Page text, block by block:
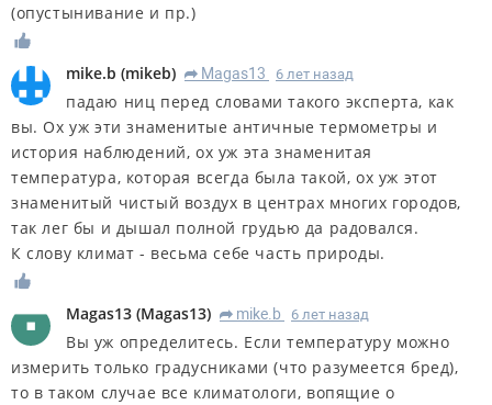
(опустынивание и пр.)
mike.b (mikeb) R Magas13 6 лет назад
падаю ниц перед словами такого эксперта, как
вы. Ох уж эти знаменитые античные термометры и
история наблюдений, ох уж эта знаменитая
температура, которая всегда была такой, ох уж этот
знаменитый чистый воздух в центрах многих городов,
так лег бы и дышал полной грудью да радовался.
К слову климат - весьма себе часть природы.
Magas13 (Magas13) R mike.b 6 лет назад
Вы уж определитесь. Если температуру можно
измерить только градусниками (что разумеется бред),
то в таком случае все климатологи, вопящие о